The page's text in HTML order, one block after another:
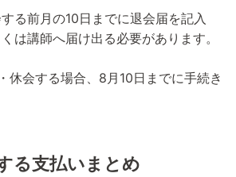
る前月の10日までに退会届を記入
は講師へ届け出る必要があります。
休会する場合、8月10日までに手続き
る支払いまとめ